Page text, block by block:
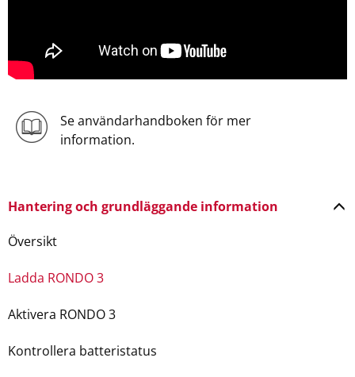
Se användarhandboken för mer
information.
Hantering och grundläggande information
Översikt
Ladda RONDO 3
Aktivera RONDO 3
Kontrollera batteristatus